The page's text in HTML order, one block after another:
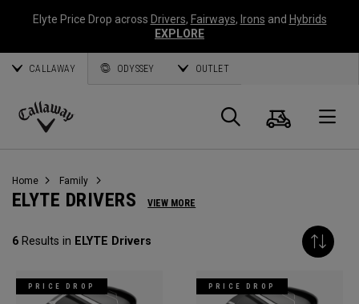
Elyte Price Drop across Drivers, Fairways, Irons and Hybrids
EXPLORE
CALLAWAY ODYSSEY OUTLET
Callaway
Panier
Home Family
ELYTE DRIVERS VIEW MORE
6 Results in ELYTE Drivers
PRICE DROP PRICE DROP